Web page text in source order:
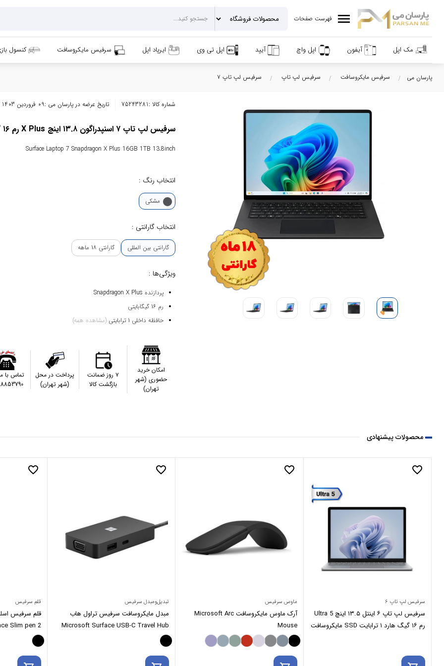
menu فهرست صفحات
مک اپل آیفون اپل واچ آیپد اپل تی وی ایرپاد اپل سرفیس مایکروسافت کنسول
پارسان می سرفیس مایکروسافت سرفیس لپ تاپ سرفیس لپ تاپ ۷
شماره کالا :75243281 تاریخ عرضه در پارسان می :09 فروردین 1403
سرفیس لپ تاپ ۷ اسنپدراگون ۱۳.۸ اینچ X Plus رم ۱۶ گیگ هارد ۱ ترابایت SSD مایکروسافت
Surface Laptop 7 Snapdragon X Plus 16GB 1TB 13.8inch
انتخاب رنگ :
مشکی
انتخاب گارانتی :
گارانتی بین المللی گارانتی 18 ماهه
ویژگی‌ها :
پردازنده Snapdragon X Plus
رم 16 گیگابایتی
حافظه داخلی 1 ترابایتی
(مشاهده همه)
امکان خرید
حضوری (شهر
تهران)
۷ روز ضمانت
بازگشت کالا
پرداخت در محل
(شهر تهران)
تماس با
محصولات پیشنهادی
favorite_border
سرفیس لپ تاپ ۶
سرفیس لپ تاپ ۶ اینتل ۱۳.۵ اینچ Ultra 5
رم ۱۶ گیگ هارد ۱ ترابایت SSD مایکروسافت
favorite_border
ماوس سرفیس
آرک ماوس مایکروسافت Microsoft Arc
Mouse
favorite_border
تبدیل‌ومبدل سرفیس
مبدل مایکروسافت سرفیس تراول هاب
Microsoft Surface USB-C Travel Hub
favorite_border
قلم سرفیس
Surface Slim pen 2 (شارژی)